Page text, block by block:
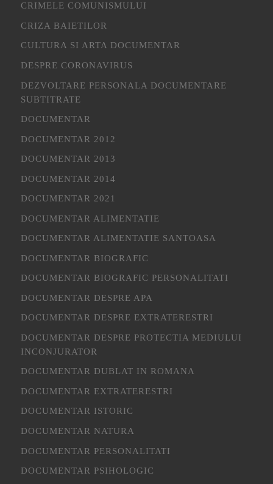
CRIMELE COMUNISMULUI
CRIZA BAIETILOR
CULTURA SI ARTA DOCUMENTAR
DESPRE CORONAVIRUS
DEZVOLTARE PERSONALA DOCUMENTARE
SUBTITRATE
DOCUMENTAR
DOCUMENTAR 2012
DOCUMENTAR 2013
DOCUMENTAR 2014
DOCUMENTAR 2021
DOCUMENTAR ALIMENTATIE
DOCUMENTAR ALIMENTATIE SANTOASA
DOCUMENTAR BIOGRAFIC
DOCUMENTAR BIOGRAFIC PERSONALITATI
DOCUMENTAR DESPRE APA
DOCUMENTAR DESPRE EXTRATERESTRI
DOCUMENTAR DESPRE PROTECTIA MEDIULUI
INCONJURATOR
DOCUMENTAR DUBLAT IN ROMANA
DOCUMENTAR EXTRATERESTRI
DOCUMENTAR ISTORIC
DOCUMENTAR NATURA
DOCUMENTAR PERSONALITATI
DOCUMENTAR PSIHOLOGIC